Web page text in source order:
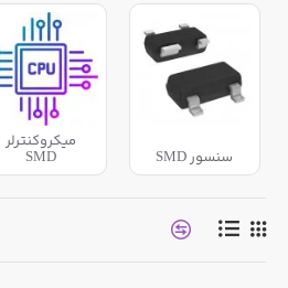
سنسور SMD
میکروکنترلر
SMD